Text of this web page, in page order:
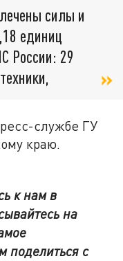
силы и
единиц
России: 29
службе ГУ
краю.
к нам в
на
поделиться с